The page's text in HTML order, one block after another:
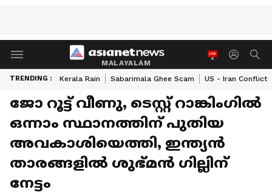
MALAYALAM
TRENDING : Kerala Rain Sabarimala Ghee Scam US - Iran Conflict
ജോ റൂട്ട് വീണു, ടെസ്റ്റ് റാങ്കിംഗില്‍
ഒന്നാം സ്ഥാനത്തിന് പുതിയ
അവകാശിയെത്തി, ഇന്ത്യൻ
താരങ്ങളില്‍ ശുഭ്മൻ ഗില്ലിന്
നേട്ടം